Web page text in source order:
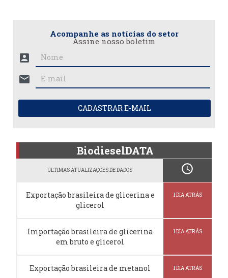
Acompanhe as notícias do setor
Assine nosso boletim
account_box
mail
CADASTRAR E-MAIL
BiodieselDATA
ÚLTIMAS ATUALIZAÇÕES DE DADOS schedule
Exportação brasileira de glicerina e
glicerol
1 DIA ATRÁS
Importação brasileira de glicerina
em bruto e glicerol
1 DIA ATRÁS
Exportação brasileira de metanol 1 DIA ATRÁS